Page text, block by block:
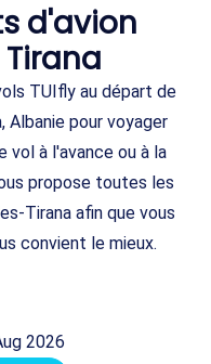
d'avion
TUIfly au départ de
Albanie pour voyager
vol à l'avance ou à la
propose toutes les
Tirana afin que vous
convient le mieux.
2026